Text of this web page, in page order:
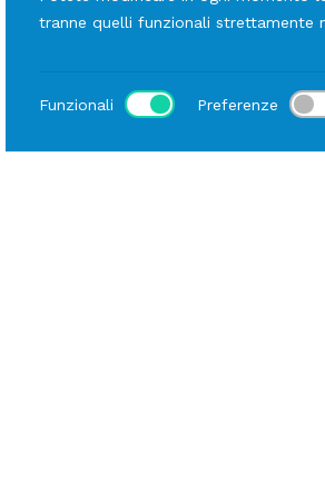
tranne quelli funzionali strettamente
Funzionali Preferenze